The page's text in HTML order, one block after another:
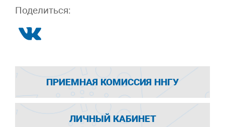
Поделиться:
ПРИЕМНАЯ КОМИССИЯ ННГУ
ЛИЧНЫЙ КАБИНЕТ